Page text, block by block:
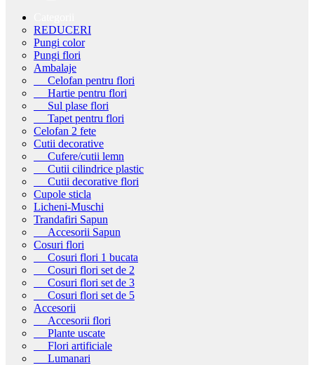
REDUCERI
Pungi color
Pungi flori
Ambalaje
Celofan pentru flori
Hartie pentru flori
Sul plase flori
Tapet pentru flori
Celofan 2 fete
Cutii decorative
Cufere/cutii lemn
Cutii cilindrice plastic
Cutii decorative flori
Cupole sticla
Licheni-Muschi
Trandafiri Sapun
Accesorii Sapun
Cosuri flori
Cosuri flori 1 bucata
Cosuri flori set de 2
Cosuri flori set de 3
Cosuri flori set de 5
Accesorii
Accesorii flori
Plante uscate
Flori artificiale
Lumanari